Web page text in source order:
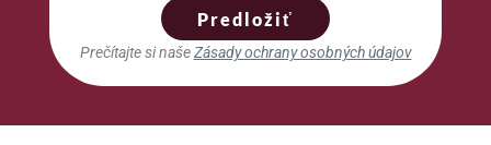
Predložiť
Prečítajte si našeZásady ochrany osobných údajov